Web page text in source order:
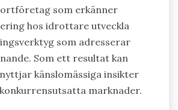
för känslomässiga
till affärsinnovation?
utlösare kan driva